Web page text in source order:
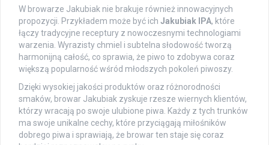
W browarze Jakubiak nie brakuje również innowacyjnych
propozycji. Przykładem może być ich Jakubiak IPA, które
łączy tradycyjne receptury z nowoczesnymi technologiami
warzenia. Wyrazisty chmiel i subtelna słodowość tworzą
harmonijną całość, co sprawia, że piwo to zdobywa coraz
większą popularność wśród młodszych pokoleń piwoszy.
Dzięki wysokiej jakości produktów oraz różnorodności
smaków, browar Jakubiak zyskuje rzesze wiernych klientów,
którzy wracają po swoje ulubione piwa. Każdy z tych trunków
ma swoje unikalne cechy, które przyciągają miłośników
dobrego piwa i sprawiają, że browar ten staje się coraz